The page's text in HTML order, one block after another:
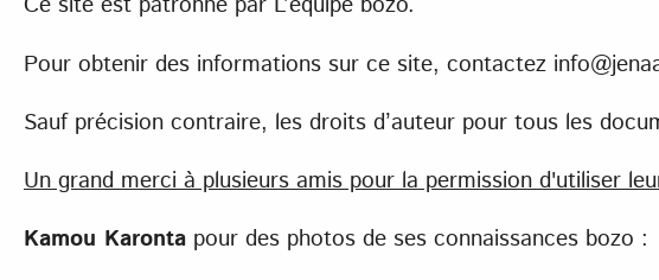
Pour obtenir des informations sur ce site, contactez
Sauf précision contraire, les droits d’auteur pour tous les
Un grand merci à plusieurs amis pour la permission d'utiliser
Kamou Karonta pour des photos de ses connaissances bozo :